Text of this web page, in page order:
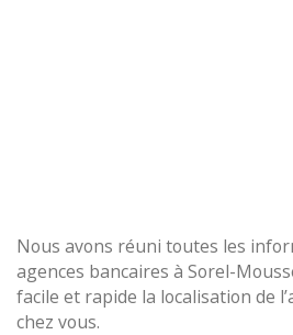
Nous avons réuni toutes les
agences bancaires à Sorel-
facile et rapide la localisation de
chez vous.